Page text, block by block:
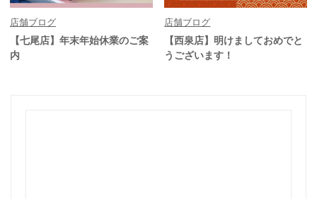
店舗ブログ
【七尾店】年末年始休業のご案
内
店舗ブログ
【西泉店】明けましておめでと
うございます！